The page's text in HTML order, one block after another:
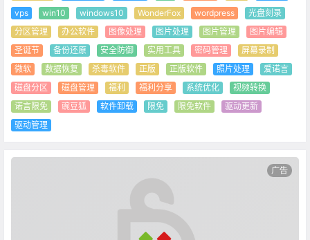
vps
win10 windows10 WonderFox wordpress
光盘刻录
分区管理
办公软件 图像处理 图片处理 图片管理
图片编辑
圣诞节
备份还原 安全防御 实用工具 密码管理
屏幕录制
微软
数据恢复 杀毒软件 正版 正版软件 照片处理
爱诺言
磁盘分区
磁盘管理 福利 福利分享 系统优化
视频转换
诺言限免
豌豆狐 软件卸载 限免 限免软件
驱动更新
驱动管理